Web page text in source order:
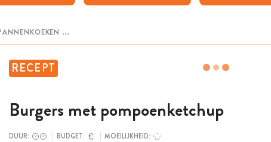
RECEPT
Burgers met pompoenketchup
DUUR: BUDGET: MOEILIJKHEID: